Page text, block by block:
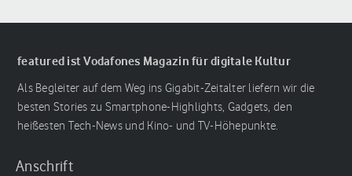
featured ist Vodafones Magazin für digitale Kultur
Als Begleiter auf dem Weg ins Gigabit-Zeitalter liefern wir die
besten Stories zu Smartphone-Highlights, Gadgets, den
heißesten Tech-News und Kino- und TV-Höhepunkte.
Anschrift